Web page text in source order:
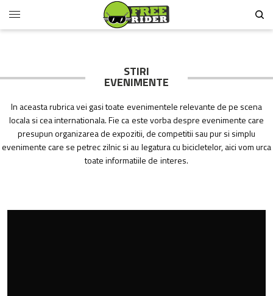
STIRI
EVENIMENTE
In aceasta rubrica vei gasi toate evenimentele relevante de pe scena
locala si cea internationala. Fie ca este vorba despre evenimente care
presupun organizarea de expozitii, de competitii sau pur si simplu
evenimente care se petrec zilnic si au legatura cu bicicletelor, aici vom urca
toate informatiile de interes.